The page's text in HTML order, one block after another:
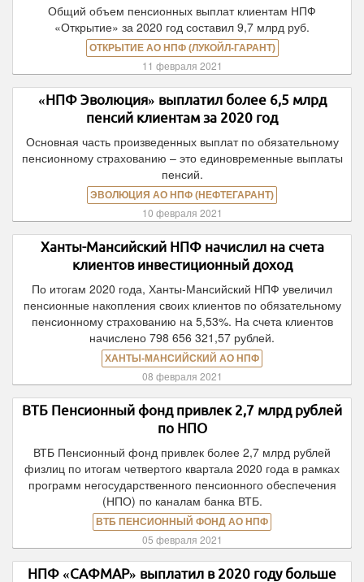
Общий объем пенсионных выплат клиентам НПФ
«Открытие» за 2020 год составил 9,7 млрд руб.
ОТКРЫТИЕ АО НПФ (ЛУКОЙЛ-ГАРАНТ)
11 февраля 2021
«НПФ Эволюция» выплатил более 6,5 млрд
пенсий клиентам за 2020 год
Основная часть произведенных выплат по обязательному
пенсионному страхованию – это единовременные выплаты
пенсий.
ЭВОЛЮЦИЯ АО НПФ (НЕФТЕГАРАНТ)
10 февраля 2021
Ханты-Мансийский НПФ начислил на счета
клиентов инвестиционный доход
По итогам 2020 года, Ханты-Мансийский НПФ увеличил
пенсионные накопления своих клиентов по обязательному
пенсионному страхованию на 5,53%. На счета клиентов
начислено 798 656 321,57 рублей.
ХАНТЫ-МАНСИЙСКИЙ АО НПФ
08 февраля 2021
ВТБ Пенсионный фонд привлек 2,7 млрд рублей
по НПО
ВТБ Пенсионный фонд привлек более 2,7 млрд рублей
физлиц по итогам четвертого квартала 2020 года в рамках
программ негосударственного пенсионного обеспечения
(НПО) по каналам банка ВТБ.
ВТБ ПЕНСИОННЫЙ ФОНД АО НПФ
05 февраля 2021
НПФ «САФМАР» выплатил в 2020 году больше